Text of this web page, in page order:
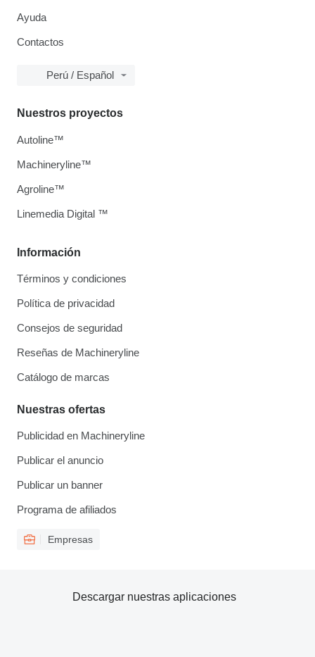
Ayuda
Contactos
Perú / Español
Información
Términos y condiciones
Política de privacidad
Consejos de seguridad
Reseñas de Machineryline
Catálogo de marcas
Nuestras ofertas
Publicidad en Machineryline
Publicar el anuncio
Publicar un banner
Programa de afiliados
Empresas
Nuestros proyectos
Autoline™
Machineryline™
Agroline™
Linemedia Digital ™
Descargar nuestras aplicaciones